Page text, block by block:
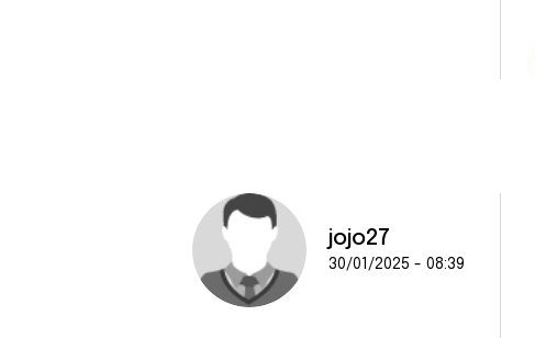
jojo27
30/01/2025 - 08:39